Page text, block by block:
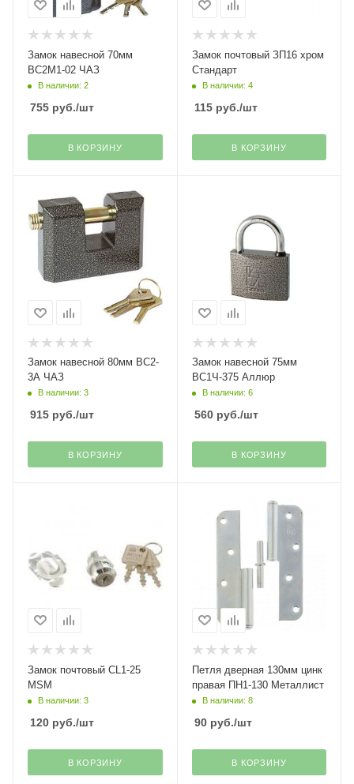
Замок навесной 70мм
ВС2М1-02 ЧАЗ
В наличии: 2
755 руб./шт
В КОРЗИНУ
Замок почтовый ЗП16 хром
Стандарт
В наличии: 4
115руб./шт
В КОРЗИНУ
Замок навесной 80мм ВС2-
3А ЧАЗ
В наличии: 3
915 руб./шт
В КОРЗИНУ
Замок навесной 75мм
ВС1Ч-375 Аллюр
В наличии: 6
560руб./шт
В КОРЗИНУ
Замок почтовый CL1-25
MSM
В наличии: 3
120 руб./шт
В КОРЗИНУ
Петля дверная 130мм цинк
правая ПН1-130 Металлист
В наличии: 8
90руб./шт
В КОРЗИНУ